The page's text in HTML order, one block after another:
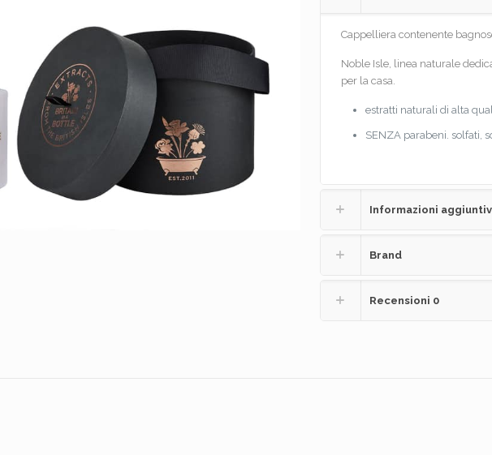
Cappelliera contenente
Noble Isle, linea naturale
per la casa.
estratti naturali di alta
SENZA parabeni. solfati,
Informazioni
Brand
Recensioni 0